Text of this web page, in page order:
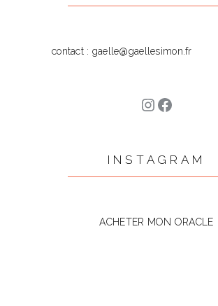
for:
contact : gaelle@gaellesimon.fr
Instagram
Facebook
INSTAGRAM
ACHETER MON ORACLE